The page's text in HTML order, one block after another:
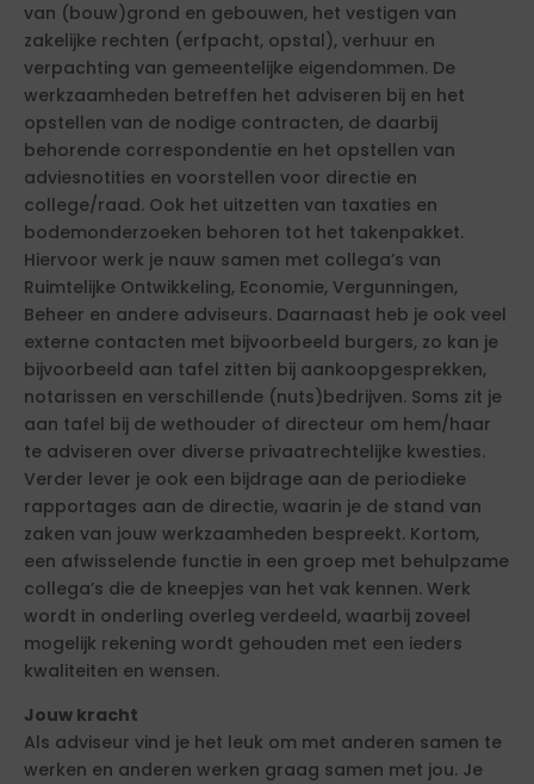
van (bouw)grond en gebouwen, het vestigen van
zakelijke rechten (erfpacht, opstal), verhuur en
verpachting van gemeentelijke eigendommen. De
werkzaamheden betreffen het adviseren bij en het
opstellen van de nodige contracten, de daarbij
behorende correspondentie en het opstellen van
adviesnotities en voorstellen voor directie en
college/raad. Ook het uitzetten van taxaties en
bodemonderzoeken behoren tot het takenpakket.
Hiervoor werk je nauw samen met collega’s van
Ruimtelijke Ontwikkeling, Economie, Vergunningen,
Beheer en andere adviseurs. Daarnaast heb je ook veel
externe contacten met bijvoorbeeld burgers, zo kan je
bijvoorbeeld aan tafel zitten bij aankoopgesprekken,
notarissen en verschillende (nuts)bedrijven. Soms zit je
aan tafel bij de wethouder of directeur om hem/haar
te adviseren over diverse privaatrechtelijke kwesties.
Verder lever je ook een bijdrage aan de periodieke
rapportages aan de directie, waarin je de stand van
zaken van jouw werkzaamheden bespreekt. Kortom,
een afwisselende functie in een groep met behulpzame
collega’s die de kneepjes van het vak kennen. Werk
wordt in onderling overleg verdeeld, waarbij zoveel
mogelijk rekening wordt gehouden met een ieders
kwaliteiten en wensen.
Jouw kracht
Als adviseur vind je het leuk om met anderen samen te
werken en anderen werken graag samen met jou. Je